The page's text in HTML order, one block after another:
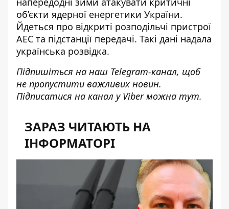
об’єкти ядерної енергетики України.
Йдеться про відкриті розподільчі пристрої
АЕС та підстанції передачі. Такі дані надала
українська розвідка.
Підпишіться на наш Telegram-канал, щоб
не пропустити важливих новин.
Підписатися на канал у Viber можна тут.
ЗАРАЗ ЧИТАЮТЬ НА
ІНФОРМАТОРІ